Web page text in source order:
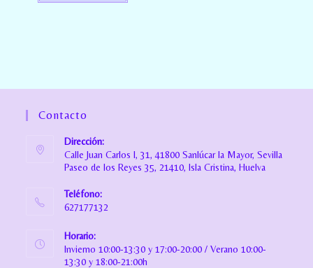
Contacto
Dirección:
Calle Juan Carlos I, 31, 41800 Sanlúcar la Mayor, Sevilla
Paseo de los Reyes 35, 21410, Isla Cristina, Huelva
Teléfono:
627177132
Horario:
Invierno 10:00-13:30 y 17:00-20:00 / Verano 10:00-
13:30 y 18:00-21:00h